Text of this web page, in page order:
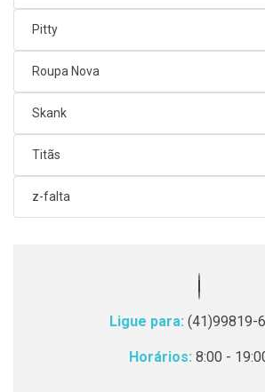
Pitty
Roupa Nova
Skank
Titãs
z-falta
Ligue para: (41)99819-
Horários: 8:00 -